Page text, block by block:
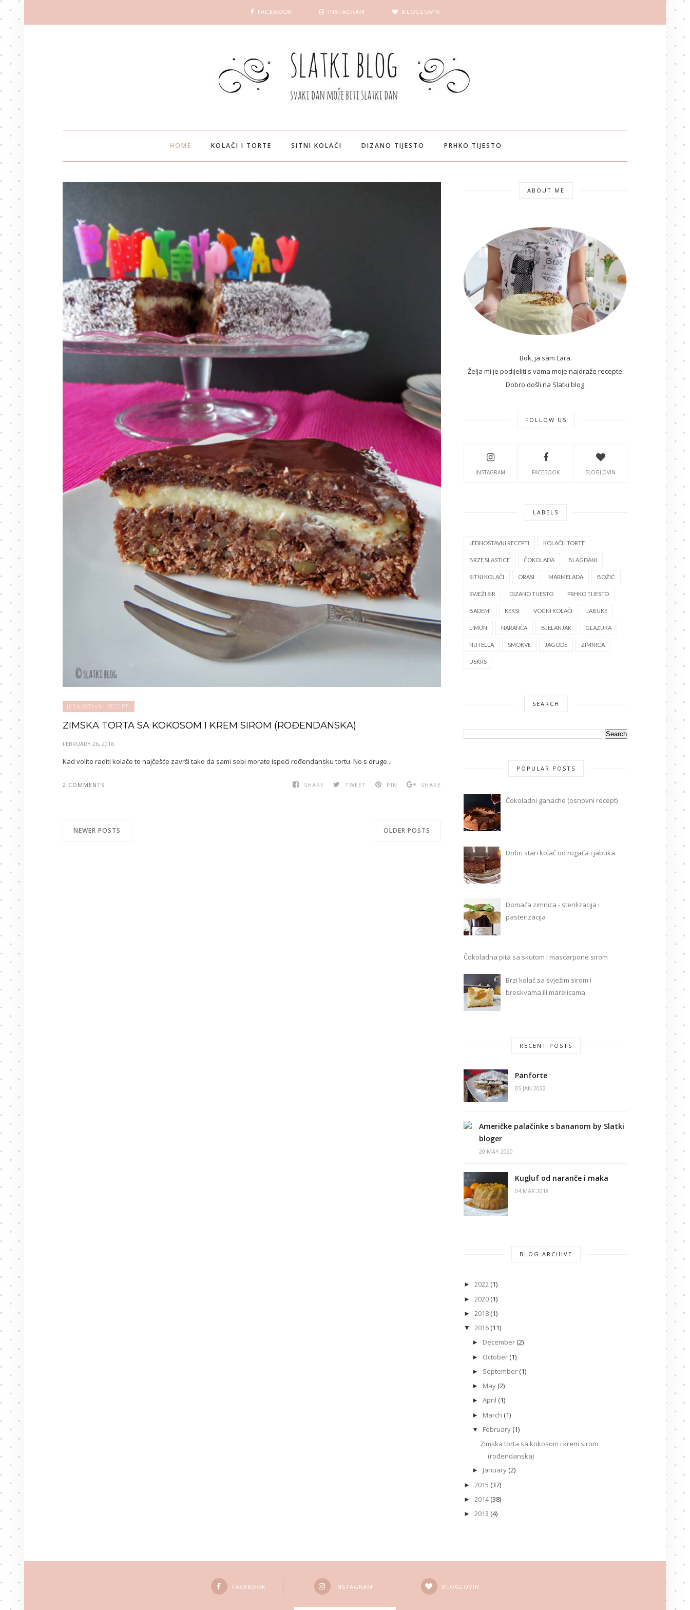
FACEBOOK INSTAGRAM BLOGLOVIN
HOME KOLAČI I TORTE SITNI KOLAČI DIZANO TIJESTO PRHKO TIJESTO
JEDNOSTAVNI RECEPTI
ZIMSKA TORTA SA KOKOSOM I KREM SIROM (ROĐENDANSKA)
FEBRUARY 26, 2016
Kad volite raditi kolače to najčešće završi tako da sami sebi morate ispeći rođendansku tortu. No s druge...
SHARE TWEET PIN SHARE
2 COMMENTS
NEWER POSTS OLDER POSTS
ABOUT ME
Bok, ja sam Lara.
Želja mi je podijeliti s vama moje najdraže recepte.
Dobro došli na Slatki blog.
FOLLOW US
INSTAGRAM FACEBOOK BLOGLOVIN
LABELS
JEDNOSTAVNI RECEPTI KOLAČI I TORTE
BRZE SLASTICE ČOKOLADA BLAGDANI
SITNI KOLAČI ORASI MARMELADA BOŽIĆ
SVJEŽI SIR DIZANO TIJESTO PRHKO TIJESTO
BADEMI KEKSI VOĆNI KOLAČI JABUKE
LIMUN NARANČA BJELANJAK GLAZURA
NUTELLA SMOKVE JAGODE ZIMNICA
USKRS
SEARCH
POPULAR POSTS
Čokoladni ganache (osnovni recept)
Dobri stari kolač od rogača i jabuka
Domaća zimnica - sterilizacija i
pasterizacija
Čokoladna pita sa skutom i mascarpone sirom
Brzi kolač sa svježim sirom i
breskvama ili marelicama
RECENT POSTS
Panforte
05 JAN 2022
Američke palačinke s bananom by Slatki
bloger
20 MAY 2020
Kugluf od naranče i maka
04 MAR 2018
BLOG ARCHIVE
► 2022 (1)
► 2020 (1)
► 2018 (1)
▼ 2016 (11)
► December (2)
► October (1)
► September (1)
► May (2)
► April (1)
► March (1)
▼ February (1)
Zimska torta sa kokosom i krem sirom
(rođendanska)
► January (2)
► 2015 (37)
► 2014 (38)
► 2013 (4)
FACEBOOK INSTAGRAM BLOGLOVIN